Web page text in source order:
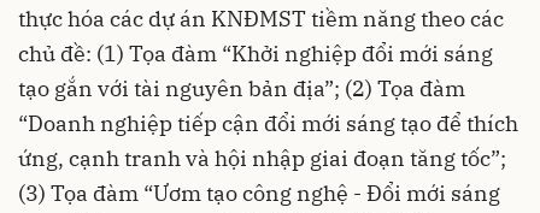
thực hóa các dự án KNĐMST tiềm năng theo các
chủ đề: (1) Tọa đàm “Khởi nghiệp đổi mới sáng
tạo gắn với tài nguyên bản địa”; (2) Tọa đàm
“Doanh nghiệp tiếp cận đổi mới sáng tạo để thích
ứng, cạnh tranh và hội nhập giai đoạn tăng tốc”;
(3) Tọa đàm “Ươm tạo công nghệ - Đổi mới sáng